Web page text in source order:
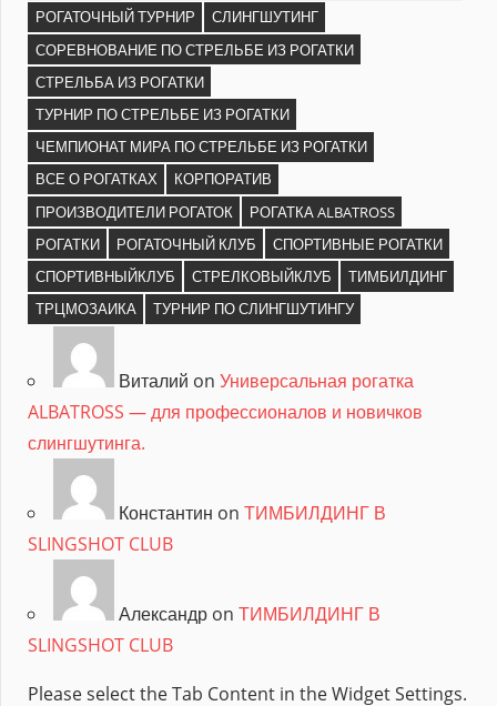
РОГАТОЧНЫЙ ТУРНИР
СЛИНГШУТИНГ
СОРЕВНОВАНИЕ ПО СТРЕЛЬБЕ ИЗ РОГАТКИ
СТРЕЛЬБА ИЗ РОГАТКИ
ТУРНИР ПО СТРЕЛЬБЕ ИЗ РОГАТКИ
ЧЕМПИОНАТ МИРА ПО СТРЕЛЬБЕ ИЗ РОГАТКИ
ВСЕ О РОГАТКАХ
КОРПОРАТИВ
ПРОИЗВОДИТЕЛИ РОГАТОК
РОГАТКА ALBATROSS
РОГАТКИ
РОГАТОЧНЫЙ КЛУБ
СПОРТИВНЫЕ РОГАТКИ
СПОРТИВНЫЙКЛУБ
СТРЕЛКОВЫЙКЛУБ
ТИМБИЛДИНГ
ТРЦМОЗАИКА
ТУРНИР ПО СЛИНГШУТИНГУ
Виталий on Универсальная рогатка
ALBATROSS — для профессионалов и новичков
слингшутинга.
Константин on ТИМБИЛДИНГ В
SLINGSHOT CLUB
Александр on ТИМБИЛДИНГ В
SLINGSHOT CLUB
Please select the Tab Content in the Widget Settings.